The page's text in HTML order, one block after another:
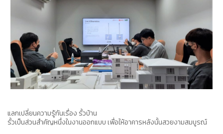
แลกเปลี่ยนความรู้กันเรื่อง รั้วบ้าน
รั้วเป็นส่วนสำคัญหนึ่งในงานออกแบบ เพื่อให้อาคารหลังนั้นสวยงามสมบูรณ์